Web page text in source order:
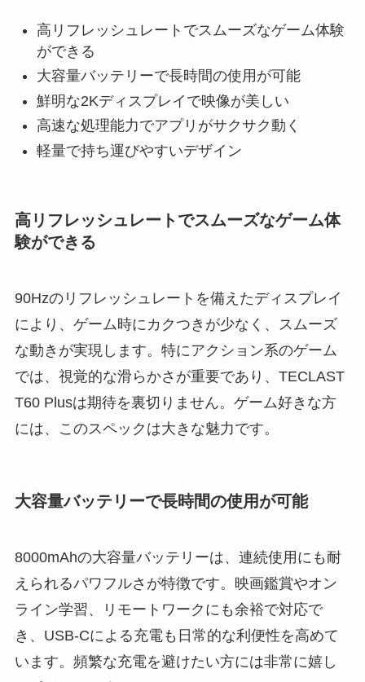
高リフレッシュレートでスムーズなゲーム体験
ができる
大容量バッテリーで長時間の使用が可能
鮮明な2Kディスプレイで映像が美しい
高速な処理能力でアプリがサクサク動く
軽量で持ち運びやすいデザイン
高リフレッシュレートでスムーズなゲーム体
験ができる
90Hzのリフレッシュレートを備えたディスプレイ
により、ゲーム時にカクつきが少なく、スムーズ
な動きが実現します。特にアクション系のゲーム
では、視覚的な滑らかさが重要であり、TECLAST
T60 Plusは期待を裏切りません。ゲーム好きな方
には、このスペックは大きな魅力です。
大容量バッテリーで長時間の使用が可能
8000mAhの大容量バッテリーは、連続使用にも耐
えられるパワフルさが特徴です。映画鑑賞やオン
ライン学習、リモートワークにも余裕で対応で
き、USB-Cによる充電も日常的な利便性を高めて
います。頻繁な充電を避けたい方には非常に嬉し